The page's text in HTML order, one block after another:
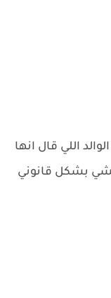
اللي قال انها
بشكل قانوني